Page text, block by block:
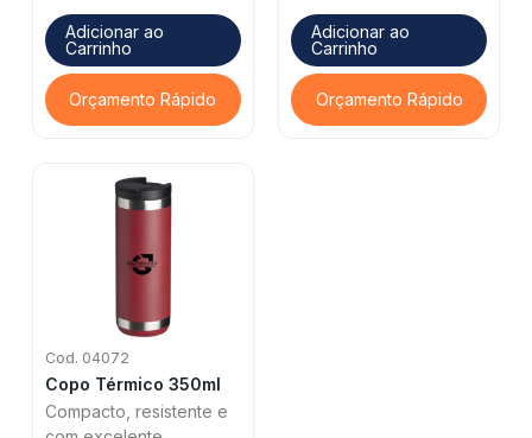
Adicionar ao
Carrinho
Orçamento Rápido
Adicionar ao
Carrinho
Orçamento Rápido
Cod. 04072
Copo Térmico 350ml
Compacto, resistente e